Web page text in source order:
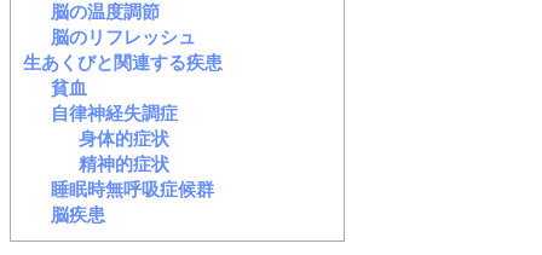
脳の温度調節
脳のリフレッシュ
生あくびと関連する疾患
貧血
自律神経失調症
身体的症状
精神的症状
睡眠時無呼吸症候群
脳疾患